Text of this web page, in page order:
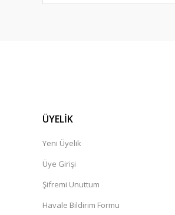
ÜYELİK
Yeni Üyelik
Üye Girişi
Şifremi Unuttum
Havale Bildirim Formu